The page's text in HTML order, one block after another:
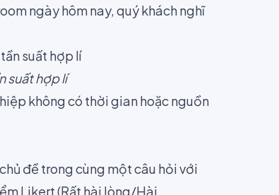
ngày hôm nay, quý khách nghĩ
suất hợp lí
không có thời gian hoặc nguồn
đề trong cùng một câu hỏi với
Likert(Rất hài lòng/Hài